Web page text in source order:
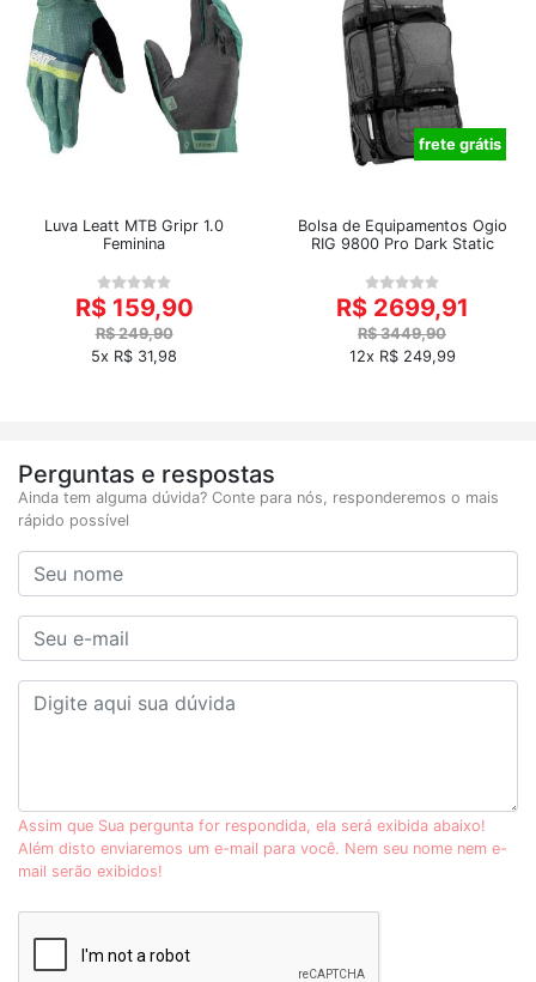
Luva Leatt MTB Gripr 1.0
Feminina
R$ 159,90
R$ 249,90
5x R$ 31,98
frete grátis
Bolsa de Equipamentos Ogio
RIG 9800 Pro Dark Static
R$ 2699,91
R$ 3449,90
12x R$ 249,99
Perguntas e respostas
Ainda tem alguma dúvida? Conte para nós, responderemos o mais
rápido possível
Assim que Sua pergunta for respondida, ela será exibida abaixo!
Além disto enviaremos um e-mail para você. Nem seu nome nem e-
mail serão exibidos!